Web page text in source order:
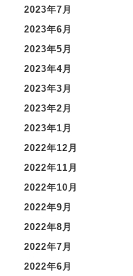
2023年7月
2023年6月
2023年5月
2023年4月
2023年3月
2023年2月
2023年1月
2022年12月
2022年11月
2022年10月
2022年9月
2022年8月
2022年7月
2022年6月